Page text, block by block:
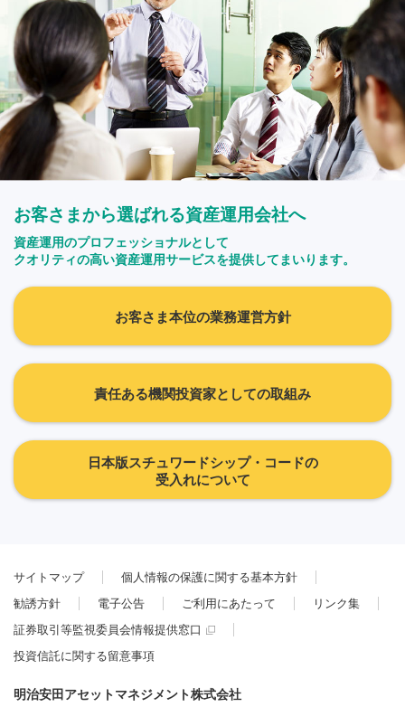
お客さまから選ばれる資産運用会社へ
資産運用のプロフェッショナルとして
クオリティの高い資産運用サービスを提供してまいります。
お客さま本位の業務運営方針
責任ある機関投資家としての取組み
日本版スチュワードシップ・コードの
受入れについて
サイトマップ
個人情報の保護に関する基本方針
勧誘方針
電子公告 ご利用にあたって
リンク集
証券取引等監視委員会情報提供窓口
投資信託に関する留意事項
明治安田アセットマネジメント株式会社